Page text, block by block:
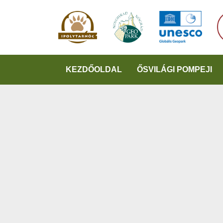
KEZDŐOLDAL ŐSVILÁGI POMPEJI